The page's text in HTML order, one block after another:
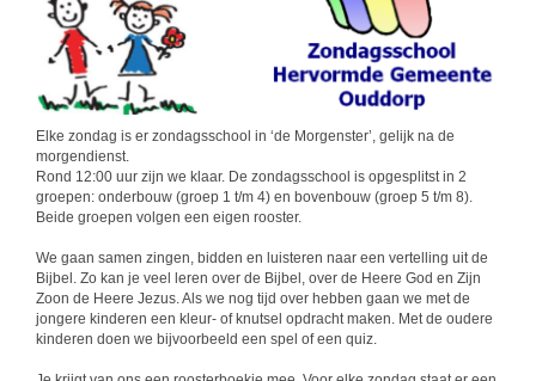
Elke zondag is er zondagsschool in ‘de Morgenster’, gelijk na de
morgendienst.
Rond 12:00 uur zijn we klaar. De zondagsschool is opgesplitst in 2
groepen: onderbouw (groep 1 t/m 4) en bovenbouw (groep 5 t/m 8).
Beide groepen volgen een eigen rooster.
We gaan samen zingen, bidden en luisteren naar een vertelling uit de
Bijbel. Zo kan je veel leren over de Bijbel, over de Heere God en Zijn
Zoon de Heere Jezus. Als we nog tijd over hebben gaan we met de
jongere kinderen een kleur- of knutsel opdracht maken. Met de oudere
kinderen doen we bijvoorbeeld een spel of een quiz.